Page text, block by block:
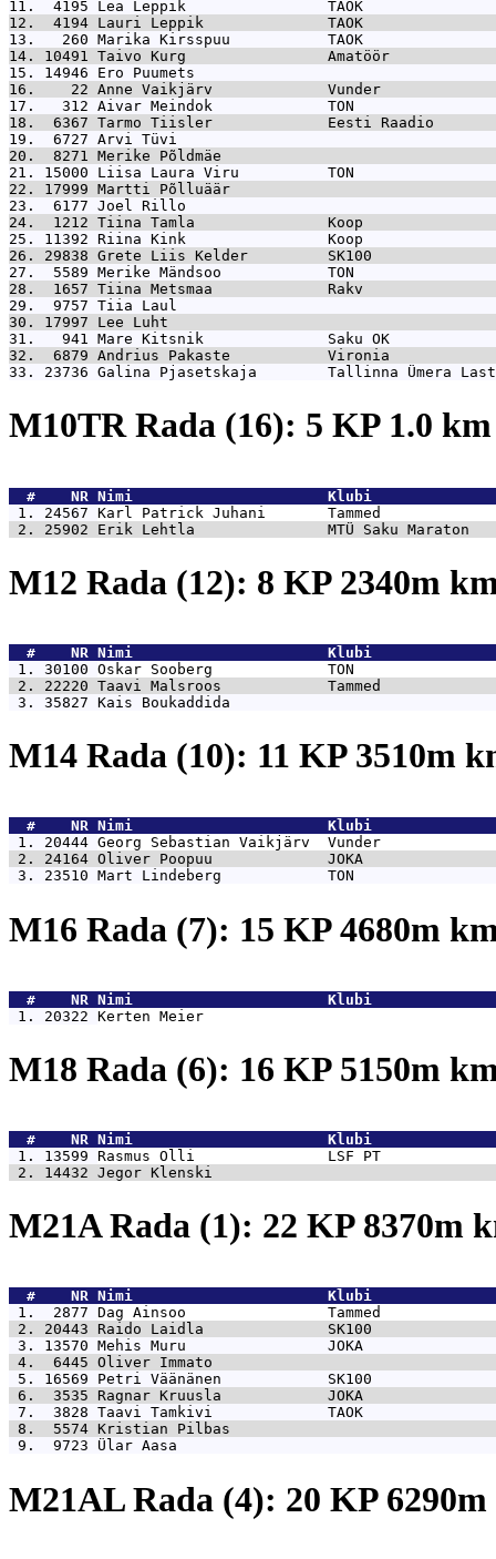
11.  4195 Lea Leppik                TAOK
12.  4194 Lauri Leppik              TAOK
13.   260 Marika Kirsspuu           TAOK
14. 10491 Taivo Kurg                Amatöör
15. 14946 Ero Puumets
16.    22 Anne Vaikjärv             Vunder
17.   312 Aivar Meindok             TON
18.  6367 Tarmo Tiisler             Eesti Raadio
19.  6727 Arvi Tüvi
20.  8271 Merike Põldmäe
21. 15000 Liisa Laura Viru          TON
22. 17999 Martti Põlluäär
23.  6177 Joel Rillo
24.  1212 Tiina Tamla               Koop
25. 11392 Riina Kink                Koop
26. 29838 Grete Liis Kelder         SK100
27.  5589 Merike Mändsoo            TON
28.  1657 Tiina Metsmaa             Rakv
29.  9757 Tiia Laul
30. 17997 Lee Luht
31.   941 Mare Kitsnik              Saku OK
32.  6879 Andrius Pakaste           Vironia
33. 23736 Galina Pjasetskaja        Tallinna Ümera
M10TR Rada (16): 5 KP 1.0
  #    NR
Nimi                      Klubi
1. 24567 Karl Patrick Juhani       Tammed
2. 25902 Erik Lehtla               MTÜ Saku Maraton
M12 Rada (12): 8 KP 2340m
  #    NR
Nimi                      Klubi
1. 30100 Oskar Sooberg             TON
2. 22220 Taavi Malsroos            Tammed
3. 35827 Kais Boukaddida
M14 Rada (10): 11 KP 3510m
  #    NR
Nimi                      Klubi
1. 20444 Georg Sebastian Vaikjärv  Vunder
2. 24164 Oliver Poopuu             JOKA
3. 23510 Mart Lindeberg            TON
M16 Rada (7): 15 KP 4680m
  #    NR
Nimi                      Klubi
1. 20322 Kerten Meier
M18 Rada (6): 16 KP 5150m
  #    NR
Nimi                      Klubi
1. 13599 Rasmus Olli               LSF PT
2. 14432 Jegor Klenski
M21A Rada (1): 22 KP 8370m
  #    NR
Nimi                      Klubi
1.  2877 Dag Ainsoo                Tammed
2. 20443 Raido Laidla              SK100
3. 13570 Mehis Muru                JOKA
4.  6445 Oliver Immato
5. 16569 Petri Väänänen            SK100
6.  3535 Ragnar Kruusla            JOKA
7.  3828 Taavi Tamkivi             TAOK
8.  5574 Kristian Pilbas
9.  9723 Ülar Aasa
M21AL Rada (4): 20 KP